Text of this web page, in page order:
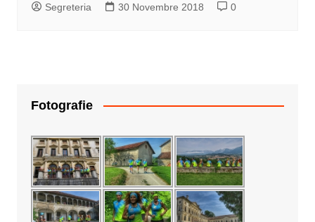
Segreteria 30 Novembre 2018 0
Fotografie